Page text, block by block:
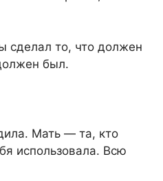
сделал то, что должен
был.
Мать — та, кто
использовала. Всю